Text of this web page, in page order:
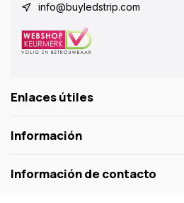
info@buyledstrip.com
Enlaces útiles
Información
Información de contacto